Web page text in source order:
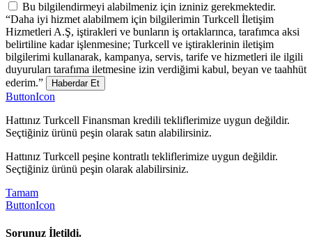
Bu bilgilendirmeyi alabilmeniz için izniniz gerekmektedir.
“Daha iyi hizmet alabilmem için bilgilerimin Turkcell İletişim
Hizmetleri A.Ş, iştirakleri ve bunların iş ortaklarınca, tarafımca aksi
belirtiline kadar işlenmesine; Turkcell ve iştiraklerinin iletişim
bilgilerimi kullanarak, kampanya, servis, tarife ve hizmetleri ile ilgili
duyuruları tarafıma iletmesine izin verdiğimi kabul, beyan ve taahhüt
ederim.”
Haberdar Et
ButtonIcon
Hattınız Turkcell Finansman kredili tekliflerimize uygun değildir.
Seçtiğiniz ürünü peşin olarak satın alabilirsiniz.
Hattınız Turkcell peşine kontratlı tekliflerimize uygun değildir.
Seçtiğiniz ürünü peşin olarak alabilirsiniz.
Tamam
ButtonIcon
Sorunuz İletildi.